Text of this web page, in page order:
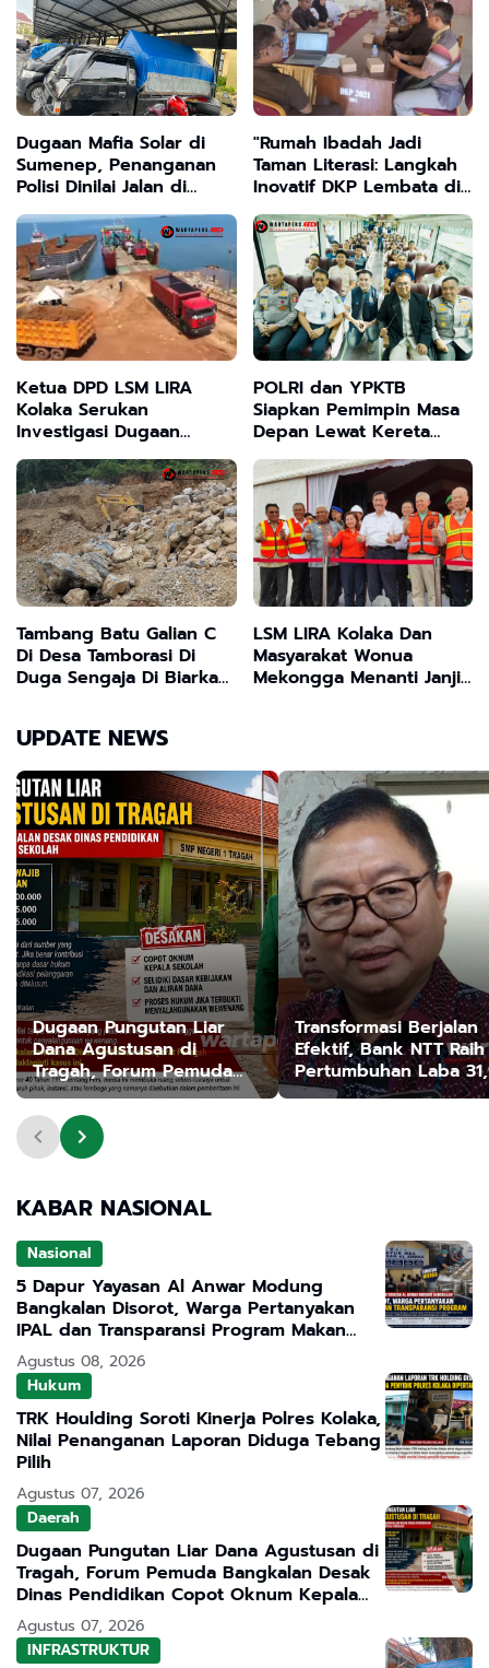
Dugaan Mafia Solar di
Sumenep, Penanganan
Polisi Dinilai Jalan di
Tempat
"Rumah Ibadah Jadi
Taman Literasi: Langkah
Inovatif DKP Lembata di
Tahun 2025"
Ketua DPD LSM LIRA
Kolaka Serukan
Investigasi Dugaan
Penjualan Ore Nikel PT
VALE Tanpa RKAB
POLRI dan YPKTB
Siapkan Pemimpin Masa
Depan Lewat Kereta
Kader Bangsa: “Students
of Today, Leaders of
Tomorrow”
Tambang Batu Galian C
Di Desa Tamborasi Di
Duga Sengaja Di Biarkan
LSM LIRA Kolaka Dan
Masyarakat Wonua
Mekongga Menanti Janji
UPDATE NEWS
Dugaan Pungutan Liar
Dana Agustusan di
Tragah, Forum Pemuda
Bangkalan Desak Dinas
Pendidikan Copot Oknum
Kepala Sekolah
Transformasi Berjalan
Efektif, Bank NTT Raih
Pertumbuhan Laba
Persen
KABAR NASIONAL
Nasional
5 Dapur Yayasan Al Anwar Modung
Bangkalan Disorot, Warga Pertanyakan
IPAL dan Transparansi Program Makan
Bergizi Gratis
Agustus 08, 2026
Hukum
TRK Houlding Soroti Kinerja Polres Kolaka,
Nilai Penanganan Laporan Diduga Tebang
Pilih
Agustus 07, 2026
Daerah
Dugaan Pungutan Liar Dana Agustusan di
Tragah, Forum Pemuda Bangkalan Desak
Dinas Pendidikan Copot Oknum Kepala
Sekolah
Agustus 07, 2026
INFRASTRUKTUR